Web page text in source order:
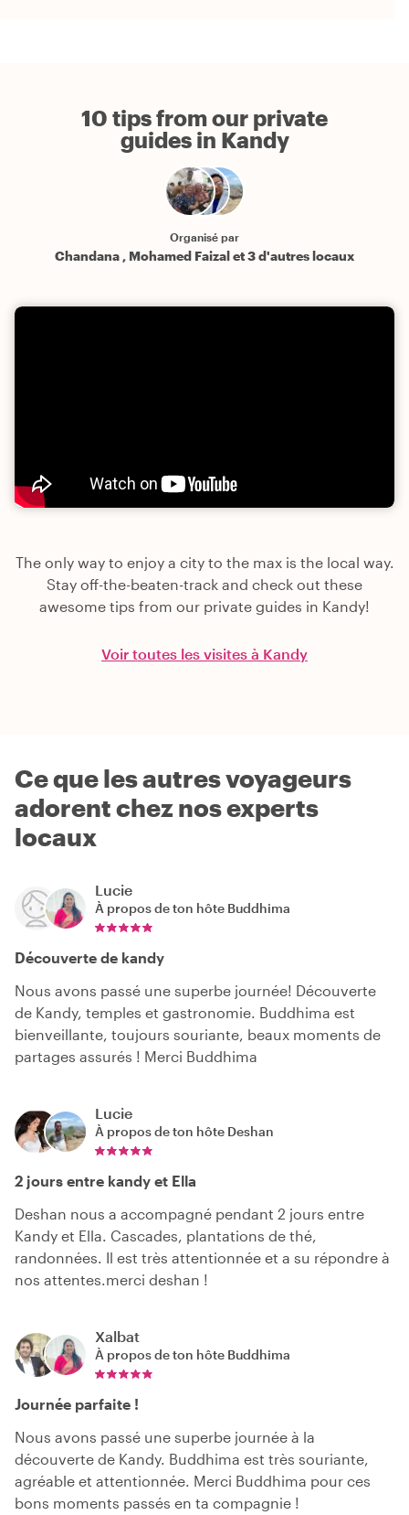
10 tips from our private
guides in Kandy
Organisé par
Chandana , Mohamed Faizal et 3 d'autres locaux
The only way to enjoy a city to the max is the local way.
Stay off-the-beaten-track and check out these
awesome tips from our private guides in Kandy!
Voir toutes les visites à Kandy
Ce que les autres voyageurs
adorent chez nos experts
locaux
Lucie
À propos de ton hôte Buddhima
Découverte de kandy
Nous avons passé une superbe journée! Découverte
de Kandy, temples et gastronomie. Buddhima est
bienveillante, toujours souriante, beaux moments de
partages assurés ! Merci Buddhima
Lucie
À propos de ton hôte Deshan
2 jours entre kandy et Ella
Deshan nous a accompagné pendant 2 jours entre
Kandy et Ella. Cascades, plantations de thé,
randonnées. Il est très attentionnée et a su répondre à
nos attentes.merci deshan !
Xalbat
À propos de ton hôte Buddhima
Journée parfaite !
Nous avons passé une superbe journée à la
découverte de Kandy. Buddhima est très souriante,
agréable et attentionnée. Merci Buddhima pour ces
bons moments passés en ta compagnie !